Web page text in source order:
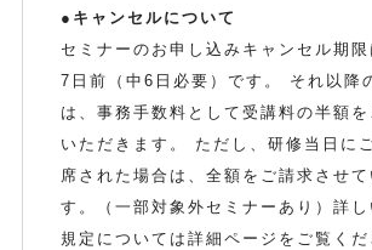
●キャンセルについて
セミナーのお申し込みキャンセル期
7日前（中6日必要）です。 それ以降
は、事務手数料として受講料の半額
いただきます。 ただし、研修当日に
席された場合は、全額をご請求させて
す。（一部対象外セミナーあり）詳
規定については詳細ページをご覧くだ